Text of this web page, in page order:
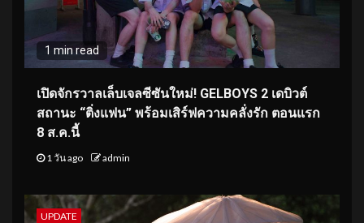
1 min read
เปิดจักรวาลเล็บเจลซีซันใหม่! GELBOYS 2 เดบิวต์
สถานะ “ติ่งแฟน” พร้อมเสิร์ฟความคลั่งรัก ตอนแรก
8 ส.ค.นี้
1 วัน ago admin
UPDATE